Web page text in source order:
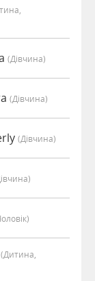
(дівчина)
(дівчина)
(дівчина)
(дитина,